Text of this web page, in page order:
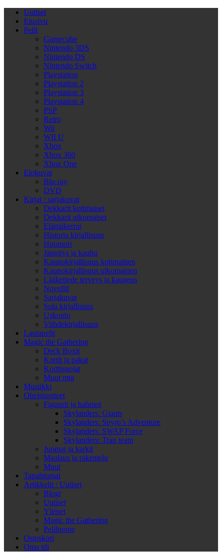
Uutiset
Etusivu
Pelit
Gamecube
Nintendo 3DS
Nintendo DS
Nintendo Switch
Playstation
Playstation 2
Playstation 3
Playstation 4
PSP
Retro
Wii
WII U
Xbox
Xbox 360
Xbox One
Elokuvat
Blu-ray
DVD
Kirjat / sarjakuvat
Dekkarit kotimaiset
Dekkarit ulkomaiset
Elämäkerrat
Historia kirjallisuus
Huumori
Jännitys ja kauhu
Kaunokirjallisuus kotimainen
Kaunokirjallisuus ulkomainen
Lääketiede terveys ja kauneus
Novellit
Sarjakuvat
Sota kirjallisuus
Uskonto
Viihdekirjallisuus
Lautapelit
Magic the Gathering
Deck Boxit
Kortit ja pakat
Korttisuojat
Muut mtg
Musiikki
Oheistuotteet
Figuurit ja hahmot
Skylanders: Giants
Skylanders: Spyro’s Adventure
Skylanders: SWAP Force
Skylanders: Trap team
Juomat ja karkit
Maalaus ja rakentelu
Muut
Tapahtumat
Artikkelit / Uutiset
Blogi
Uutiset
Yleiset
Magic the Gathering
Pelihuone
Ostoskori
Oma tili